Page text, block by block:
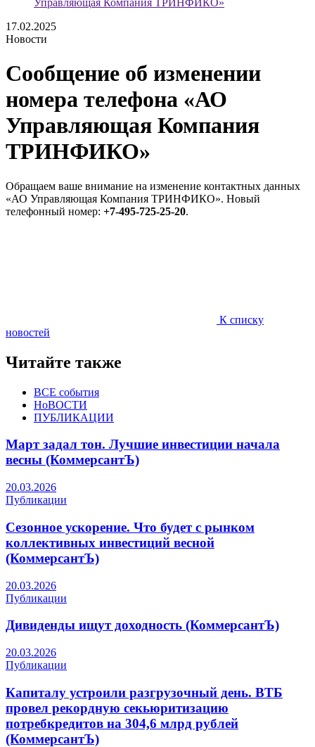
Управляющая Компания ТРИНФИКО»
17.02.2025
Новости
Сообщение об изменении
номера телефона «АО
Управляющая Компания
ТРИНФИКО»
Обращаем ваше внимание на изменение контактных данных
«АО Управляющая Компания ТРИНФИКО». Новый
телефонный номер: +7-495-725-25-20.
К списку
новостей
Читайте также
ВСЕ события
НоВОСТИ
ПУБЛИКАЦИИ
Март задал тон. Лучшие инвестиции начала
весны (КоммерсантЪ)
20.03.2026
Публикации
Сезонное ускорение. Что будет с рынком
коллективных инвестиций весной
(КоммерсантЪ)
20.03.2026
Публикации
Дивиденды ищут доходность (КоммерсантЪ)
20.03.2026
Публикации
Капиталу устроили разгрузочный день. ВТБ
провел рекордную секьюритизацию
потребкредитов на 304,6 млрд рублей
(КоммерсантЪ)